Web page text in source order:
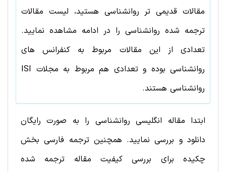
مقالات قدیمی تر روانشناسی هستید، لیست مقالات
ترجمه شده روانشناسی را در ادامه مشاهده نمایید.
تعدادی از این مقالات مربوط به کنفرانس های
روانشناسی بوده و تعدادی هم مربوط به مجلات ISI
روانشناسی هستند.
ابتدا مقاله انگلیسی روانشناسی را به صورت رایگان
دانلود و بررسی نمایید. همچنین ترجمه فارسی بخش
چکیده برای بررسی کیفیت مقاله ترجمه شده